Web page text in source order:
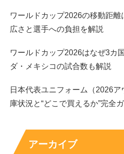
乗ると、視聴者は応援モードに
つまり、出川ガールズ枠で求め
胸、素直さ、切り替えが組み合
場したときに「やっぱり合う」
ェスト”
ことが見えてきます。
ワールドカップ2026の移動距
広さと選手への負担を解説
ワールドカップ2026はなぜ3カ
ダ・メキシコの試合数も解説
日本代表ユニフォーム（2026
庫状況と“どこで買えるか”完全
アーカイブ